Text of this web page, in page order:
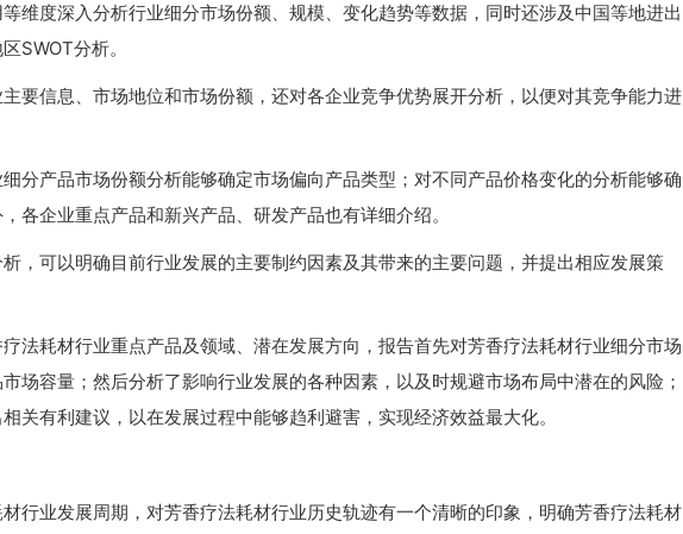
维度深入分析行业细分市场份额、规模、变化趋势等数据，同时还涉及中国等地进出
SWOT分析。
要信息、市场地位和市场份额，还对各企业竞争优势展开分析，以便对其竞争能力进
分产品市场份额分析能够确定市场偏向产品类型；对不同产品价格变化的分析能够确
各企业重点产品和新兴产品、研发产品也有详细介绍。
，可以明确目前行业发展的主要制约因素及其带来的主要问题，并提出相应发展策
法耗材行业重点产品及领域、潜在发展方向，报告首先对芳香疗法耗材行业细分市场
场容量；然后分析了影响行业发展的各种因素，以及时规避市场布局中潜在的风险；
关有利建议，以在发展过程中能够趋利避害，实现经济效益最大化。
行业发展周期，对芳香疗法耗材行业历史轨迹有一个清晰的印象，明确芳香疗法耗材